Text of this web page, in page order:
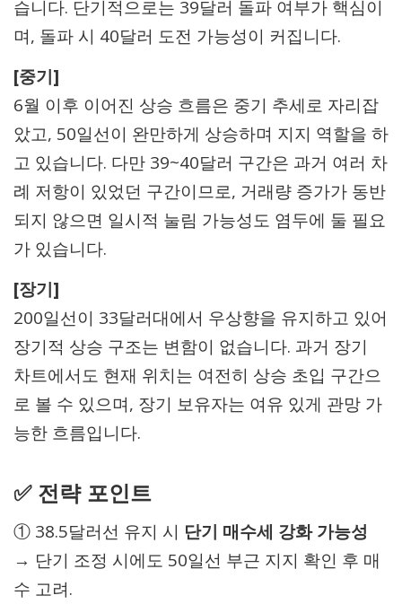
습니다. 단기적으로는 39달러 돌파 여부가 핵심이
며, 돌파 시 40달러 도전 가능성이 커집니다.
[중기]
6월 이후 이어진 상승 흐름은 중기 추세로 자리잡
았고, 50일선이 완만하게 상승하며 지지 역할을 하
고 있습니다. 다만 39~40달러 구간은 과거 여러 차
례 저항이 있었던 구간이므로, 거래량 증가가 동반
되지 않으면 일시적 눌림 가능성도 염두에 둘 필요
가 있습니다.
[장기]
200일선이 33달러대에서 우상향을 유지하고 있어
장기적 상승 구조는 변함이 없습니다. 과거 장기
차트에서도 현재 위치는 여전히 상승 초입 구간으
로 볼 수 있으며, 장기 보유자는 여유 있게 관망 가
능한 흐름입니다.
✅ 전략 포인트
① 38.5달러선 유지 시 단기 매수세 강화 가능성
→ 단기 조정 시에도 50일선 부근 지지 확인 후 매
수 고려.